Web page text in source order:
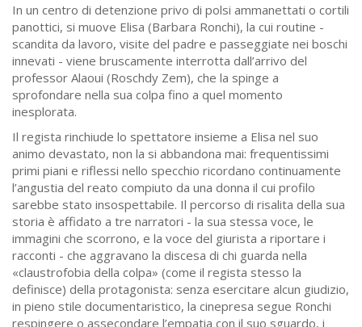
In un centro di detenzione privo di polsi ammanettati o cortili
panottici, si muove Elisa (Barbara Ronchi), la cui routine -
scandita da lavoro, visite del padre e passeggiate nei boschi
innevati - viene bruscamente interrotta dall’arrivo del
professor Alaoui (Roschdy Zem), che la spinge a
sprofondare nella sua colpa fino a quel momento
inesplorata.
Il regista rinchiude lo spettatore insieme a Elisa nel suo
animo devastato, non la si abbandona mai: frequentissimi
primi piani e riflessi nello specchio ricordano continuamente
l’angustia del reato compiuto da una donna il cui profilo
sarebbe stato insospettabile. Il percorso di risalita della sua
storia è affidato a tre narratori - la sua stessa voce, le
immagini che scorrono, e la voce del giurista a riportare i
racconti - che aggravano la discesa di chi guarda nella
«claustrofobia della colpa» (come il regista stesso la
definisce) della protagonista: senza esercitare alcun giudizio,
in pieno stile documentaristico, la cinepresa segue Ronchi
respingere o assecondare l’empatia con il suo sguardo, i